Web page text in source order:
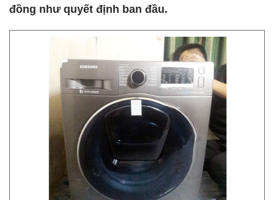
đồng như quyết định ban đầu.